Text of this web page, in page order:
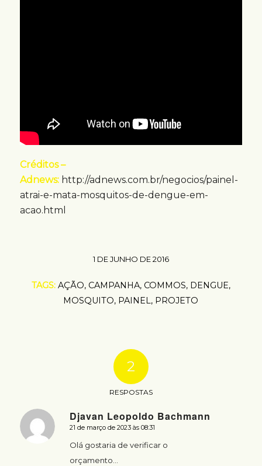
Créditos –
Adnews:http://adnews.com.br/negocios/painel-
atrai-e-mata-mosquitos-de-dengue-em-
acao.html
1 DE JUNHO DE 2016
TAGS: AÇÃO, CAMPANHA, COMMOS, DENGUE,
MOSQUITO, PAINEL, PROJETO
2
RESPOSTAS
Djavan Leopoldo Bachmann
says:
21 de março de 2023 às 08:31
Olá gostaria de verificar o
orçamento…